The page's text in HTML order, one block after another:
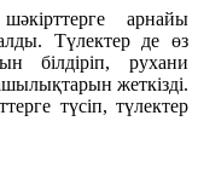
арнайы
Түлектер де өз
білдіріп, рухани
жеткізді.
түсіп, түлектер